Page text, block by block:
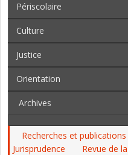
Périscolaire
Culture
Justice
Orientation
Archives
Recherches et publications
Jurisprudence
Revue de